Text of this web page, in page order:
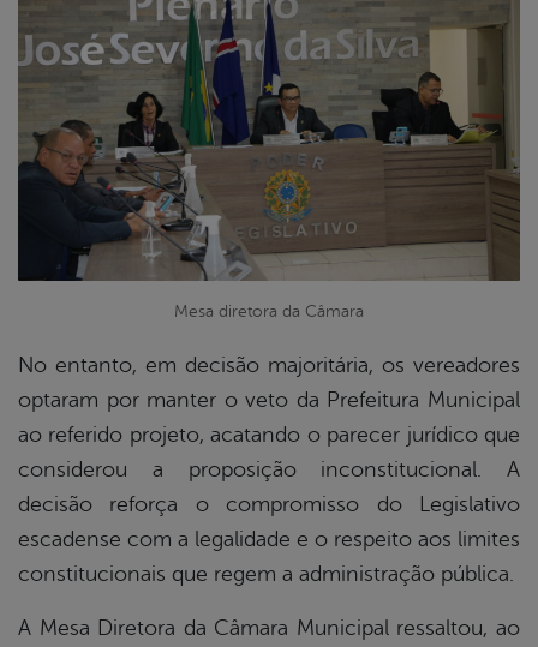
Mesa diretora da Câmara
No entanto, em decisão majoritária, os vereadores
optaram por manter o veto da Prefeitura Municipal
ao referido projeto, acatando o parecer jurídico que
considerou a proposição inconstitucional. A
decisão reforça o compromisso do Legislativo
escadense com a legalidade e o respeito aos limites
constitucionais que regem a administração pública.
A Mesa Diretora da Câmara Municipal ressaltou, ao